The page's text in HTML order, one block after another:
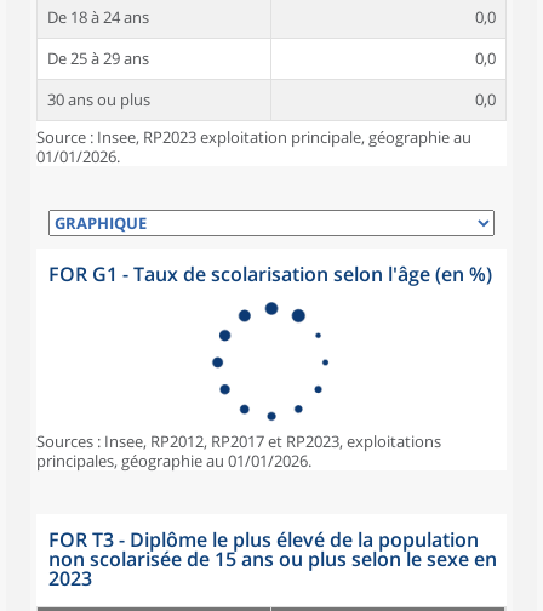
De 18 à 24 ans
0,0
De 25 à 29 ans
0,0
30 ans ou plus
0,0
Source : Insee, RP2023 exploitation principale, géographie au
01/01/2026.
FOR G1 - Taux de scolarisation selon l'âge (en %)
Sources : Insee, RP2012, RP2017 et RP2023, exploitations
principales, géographie au 01/01/2026.
FOR T3 - Diplôme le plus élevé de la population
non scolarisée de 15 ans ou plus selon le sexe en
2023